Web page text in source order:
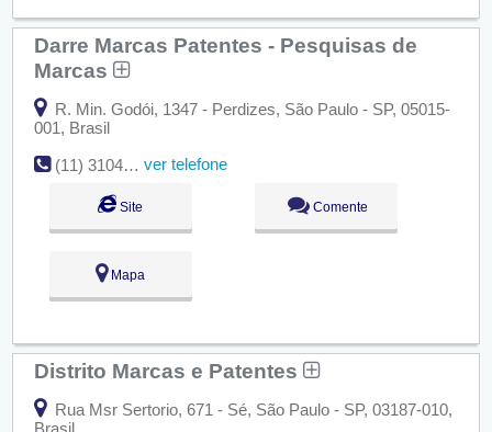
Darre Marcas Patentes - Pesquisas de
Marcas
R. Min. Godói, 1347 - Perdizes, São Paulo - SP, 05015-
001, Brasil
(11) 3104-3591
ver telefone
Site Comente
Mapa
Distrito Marcas e Patentes
Rua Msr Sertorio, 671 - Sé, São Paulo - SP, 03187-010,
Brasil